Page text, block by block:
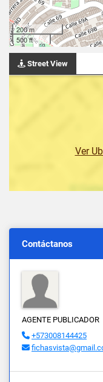
200 m
500 ft
Street View
Ver
Contáctanos
AGENTE PUBLICADOR
+573008144425